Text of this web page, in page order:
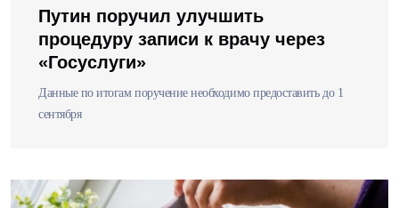
Путин поручил улучшить
процедуру записи к врачу через
«Госуслуги»
Данные по итогам поручение необходимо предоставить до 1
сентября